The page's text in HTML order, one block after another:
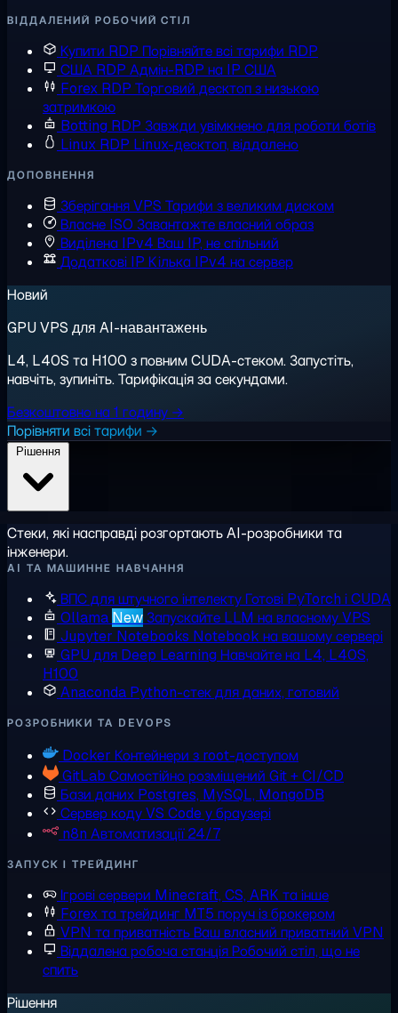
ВІДДАЛЕНИЙ РОБОЧИЙ СТІЛ
Купити RDP Порівняйте всі тарифи RDP
США RDP Адмін-RDP на IP США
Forex RDP Торговий десктоп з низькою
затримкою
Botting RDP Завжди увімкнено для роботи ботів
Linux RDP Linux-десктоп, віддалено
ДОПОВНЕННЯ
Зберігання VPS Тарифи з великим диском
Власне ISO Завантажте власний образ
Виділена IPv4 Ваш IP, не спільний
Додаткові IP Кілька IPv4 на сервер
Новий
GPU VPS для AI-навантажень
L4, L40S та H100 з повним CUDA-стеком. Запустіть,
навчіть, зупиніть. Тарифікація за секундами.
Безкоштовно на 1 годину →
Порівняти всі тарифи →
Стеки, які насправді розгортають AI-розробники та
інженери.
AI ТА МАШИННЕ НАВЧАННЯ
ВПС для штучного інтелектуГотові PyTorch і CUDA
Ollama NewЗапускайте LLM на власному VPS
Jupyter Notebooks Notebook на вашому сервері
GPU для Deep Learning Навчайте на L4, L40S,
H100
Anaconda Python-стек для даних, готовий
РОЗРОБНИКИ ТА DEVOPS
Docker Контейнери з root-доступом
GitLab Самостійно розміщений Git + CI/CD
Бази даних Postgres, MySQL, MongoDB
Сервер кодуVS Code у браузері
n8n Автоматизації 24/7
ЗАПУСК І ТРЕЙДИНГ
Ігрові сервери Minecraft, CS, ARK та інше
Forex та трейдинг MT5 поруч із брокером
VPN та приватністьВаш власний приватний VPN
Віддалена робоча станціяРобочий стіл, що не
спить
Рішення